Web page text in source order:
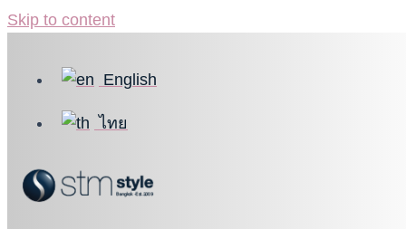
Skip to content
English
ไทย